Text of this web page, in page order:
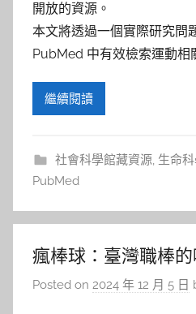
開放的資源。
本文將透過一個實際研究問
PubMed 中有效檢索運動相
繼續閱讀
社會科學館藏資源, 生命
PubMed
瘋棒球：臺灣職棒
Posted on 2024 年 12 月 5 日